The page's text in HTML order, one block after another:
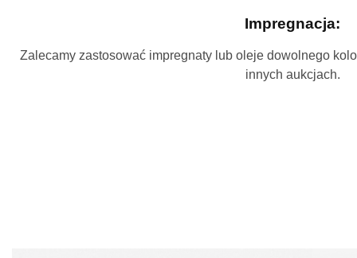
Impregnacja:
Zalecamy zastosować impregnaty lub oleje dowolnego
innych aukcjach.